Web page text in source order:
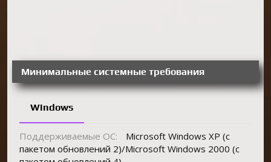
Минимальные системные требования
Windows
Поддерживаемые ОС:
Microsoft Windows XP (с
пакетом обновлений 2)/Microsoft Windows 2000 (с